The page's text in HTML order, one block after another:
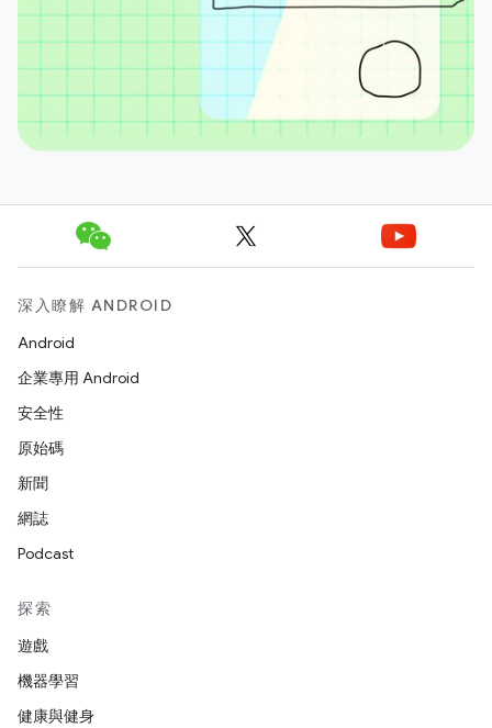
深入瞭解 ANDROID
Android
企業專用 Android
安全性
原始碼
新聞
網誌
Podcast
探索
遊戲
機器學習
健康與健身